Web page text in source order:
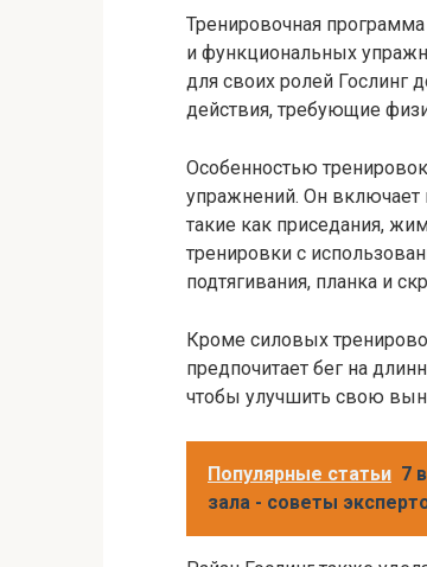
Тренировочная
и функциональных
для своих ролей Гослинг
действия, требующие
Особенностью тренировок
упражнений. Он
такие как приседания,
тренировки с
подтягивания, планка и
Кроме силовых
предпочитает бег на
чтобы улучшить свою
Популярные статьи 7
зала - советы